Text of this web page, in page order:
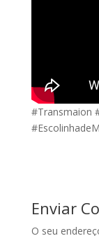
#Transmaion
Enviar
O seu